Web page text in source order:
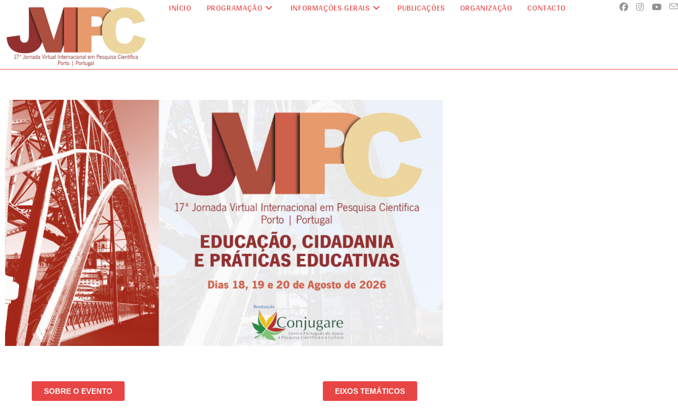
INÍCIO PROGRAMAÇÃO INFORMAÇÕES GERAIS PUBLICAÇÕES ORGANIZAÇÃO CONTACTO
SOBRE O EVENTO EIXOS TEMÁTICOS